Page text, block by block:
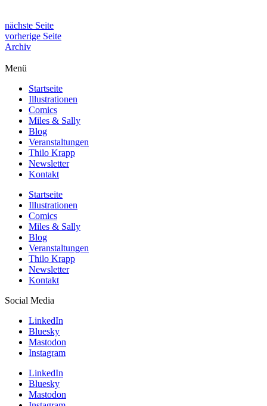
nächste Seite
vorherige Seite
Archiv
Menü
Startseite
Illustrationen
Comics
Miles & Sally
Blog
Veranstaltungen
Thilo Krapp
Newsletter
Kontakt
Startseite
Illustrationen
Comics
Miles & Sally
Blog
Veranstaltungen
Thilo Krapp
Newsletter
Kontakt
Social Media
LinkedIn
Bluesky
Mastodon
Instagram
LinkedIn
Bluesky
Mastodon